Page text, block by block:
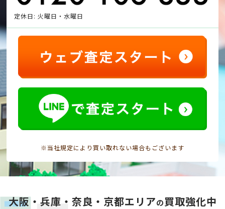
定休日: 火曜日・水曜日
※当社規定により買い取れない場合もございます
大阪・兵庫・奈良・京都エリアの買取強化中